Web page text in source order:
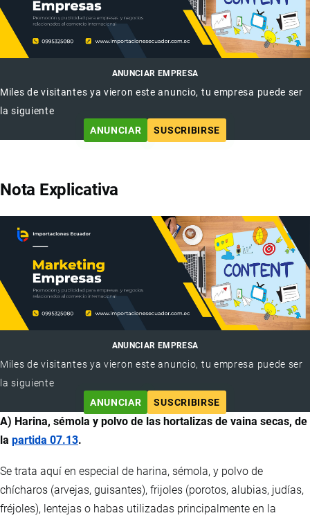
ANUNCIAR EMPRESA
Miles de visitantes ya vieron este anuncio, tu empresa puede ser
la siguiente
ANUNCIAR
SUSCRIBIRSE
Nota Explicativa
ANUNCIAR EMPRESA
Miles de visitantes ya vieron este anuncio, tu empresa puede ser
la siguiente
ANUNCIAR
SUSCRIBIRSE
A) Harina, sémola y polvo de las hortalizas de vaina secas, de
la partida 07.13.
Se trata aquí en especial de harina, sémola, y polvo de
chícharos (arvejas, guisantes), frijoles (porotos, alubias, judías,
fréjoles), lentejas o habas utilizadas principalmente en la